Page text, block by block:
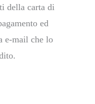
della carta di
ed
e-mail che lo